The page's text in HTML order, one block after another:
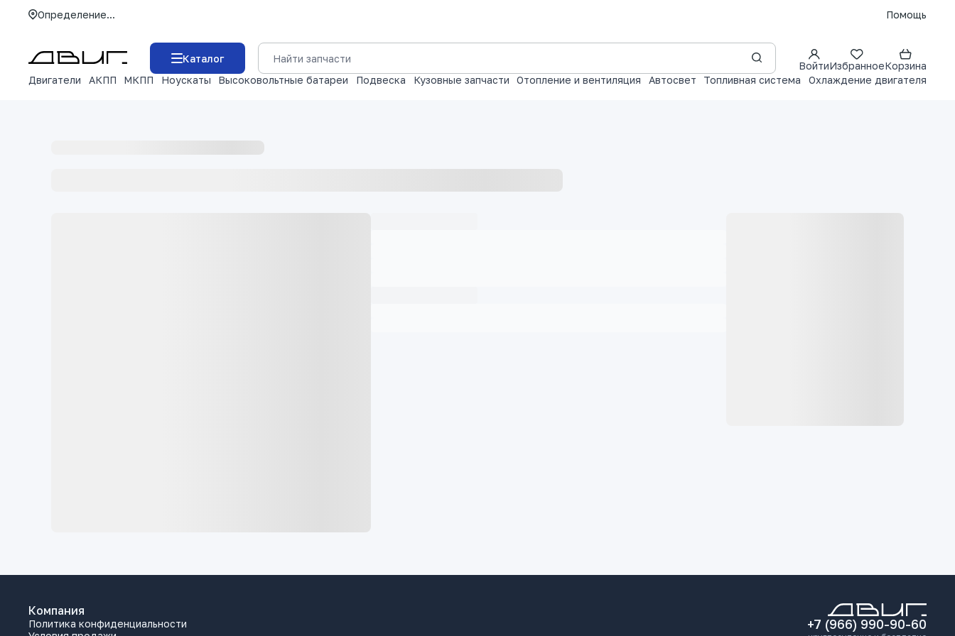
Определение... Помощь
Каталог
ВойтиИзбранноеКорзина
Двигатели
АКПП МКПП Ноускаты Высоковольтные батареи Подвеска Кузовные запчасти Отопление и вентиляция Автосвет Топливная система Охлаждение двигателя
Компания
Политика конфиденциальности
+7 (966) 990-90-60